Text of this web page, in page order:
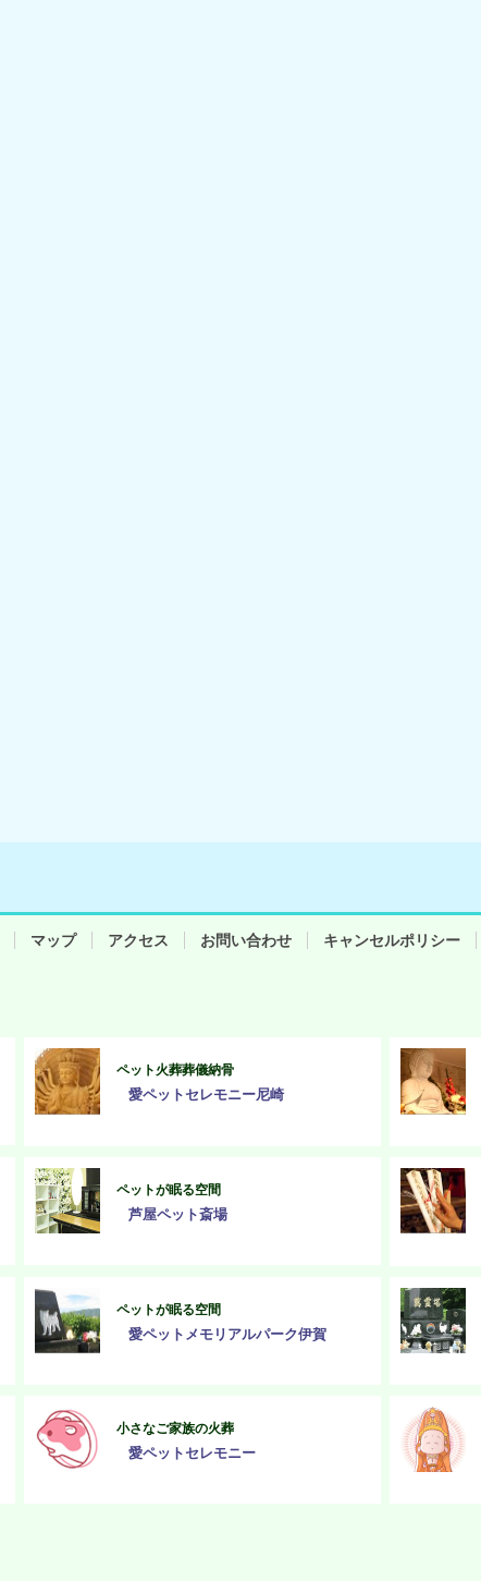
マップ アクセス お問い合わせ キャンセルポリシー
ペット火葬葬儀納骨
愛ペットセレモニー尼崎
ペットが眠る空間
芦屋ペット斎場
ペットが眠る空間
愛ペットメモリアルパーク伊賀
小さなご家族の火葬
愛ペットセレモニー